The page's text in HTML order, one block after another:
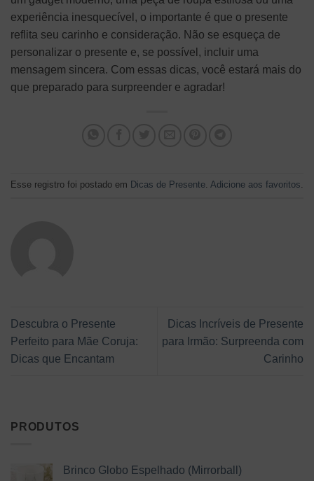
experiência inesquecível, o importante é que o presente
reflita seu carinho e consideração. Não se esqueça de
personalizar o presente e, se possível, incluir uma
mensagem sincera. Com essas dicas, você estará mais do
que preparado para surpreender e agradar!
Esse registro foi postado em Dicas de Presente. Adicione aos favoritos.
Descubra o Presente
Perfeito para Mãe Coruja:
Dicas que Encantam
Dicas Incríveis de Presente
para Irmão: Surpreenda com
Carinho
PRODUTOS
Brinco Globo Espelhado (Mirrorball)